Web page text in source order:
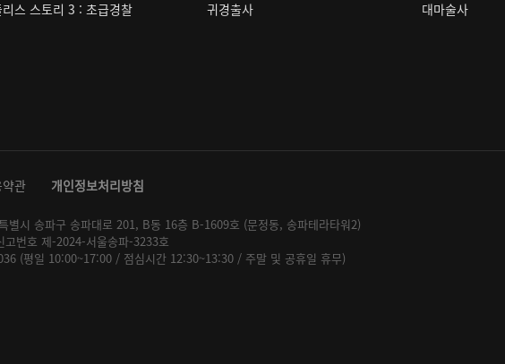
리스 스토리 3 : 초급경찰 귀경출사 대마술사
관 개인정보처리방침
별시 송파구 송파대로 201, B동 16층 B-1609호 (문정동, 송파테라타워2)
번호 제-2024-서울송파-3233호
(평일 10:00~17:00 / 점심시간 12:30~13:30 / 주말 및 공휴일 휴무)